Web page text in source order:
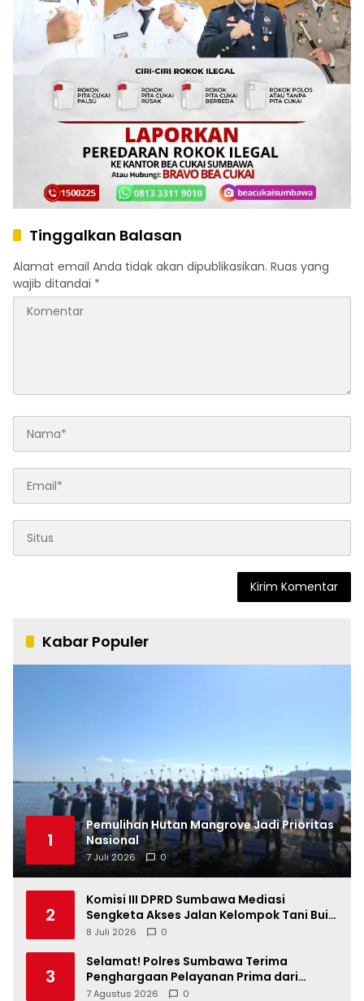
Tinggalkan Balasan
Alamat email Anda tidak akan dipublikasikan. Ruas yang
wajib ditandai *
Kabar Populer
1
Pemulihan Hutan Mangrove Jadi Prioritas
Nasional
7 Juli 2026 0
2
Komisi III DPRD Sumbawa Mediasi
Sengketa Akses Jalan Kelompok Tani Buin
Dua
8 Juli 2026 0
3
Selamat! Polres Sumbawa Terima
Penghargaan Pelayanan Prima dari
Kapolri
7 Agustus 2026 0